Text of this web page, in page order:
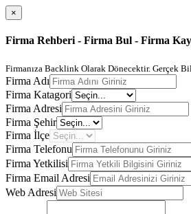
×
Firma Rehberi - Firma Bul - Firma
Firmanıza Backlink Olarak Dönecektir. Gerçek
Firma Adı
Firma Katagori
Firma Adresi
Firma Şehir
Firma İlçe
Firma Telefonu
Firma Yetkilisi
Firma Email Adresi
Web Adresi